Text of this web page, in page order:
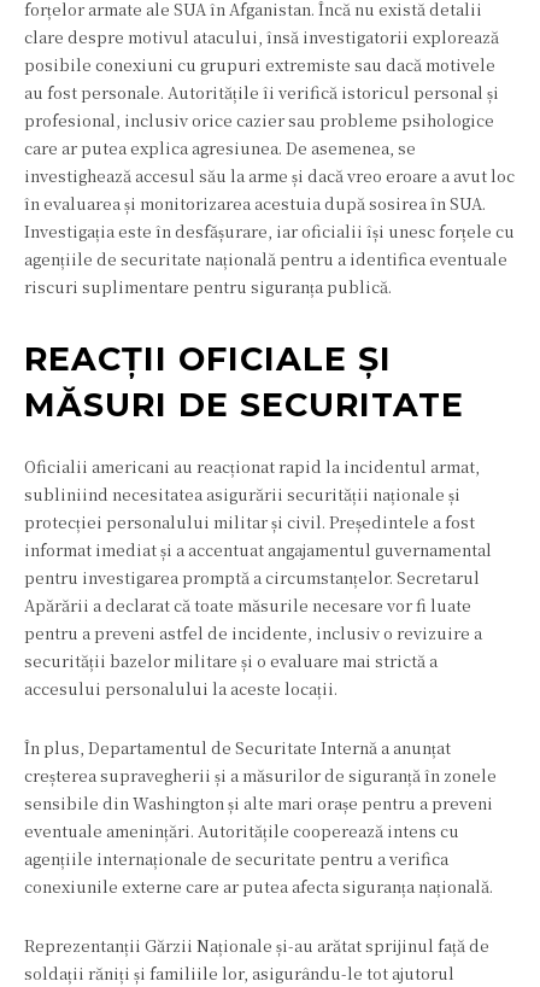
forțelor armate ale SUA în Afganistan. Încă nu există detalii
clare despre motivul atacului, însă investigatorii explorează
posibile conexiuni cu grupuri extremiste sau dacă motivele
au fost personale. Autoritățile îi verifică istoricul personal și
profesional, inclusiv orice cazier sau probleme psihologice
care ar putea explica agresiunea. De asemenea, se
investighează accesul său la arme și dacă vreo eroare a avut loc
în evaluarea și monitorizarea acestuia după sosirea în SUA.
Investigația este în desfășurare, iar oficialii își unesc forțele cu
agențiile de securitate națională pentru a identifica eventuale
riscuri suplimentare pentru siguranța publică.
REACȚII OFICIALE ȘI
MĂSURI DE SECURITATE
Oficialii americani au reacționat rapid la incidentul armat,
subliniind necesitatea asigurării securității naționale și
protecției personalului militar și civil. Președintele a fost
informat imediat și a accentuat angajamentul guvernamental
pentru investigarea promptă a circumstanțelor. Secretarul
Apărării a declarat că toate măsurile necesare vor fi luate
pentru a preveni astfel de incidente, inclusiv o revizuire a
securității bazelor militare și o evaluare mai strictă a
accesului personalului la aceste locații.
În plus, Departamentul de Securitate Internă a anunțat
creșterea supravegherii și a măsurilor de siguranță în zonele
sensibile din Washington și alte mari orașe pentru a preveni
eventuale amenințări. Autoritățile cooperează intens cu
agențiile internaționale de securitate pentru a verifica
conexiunile externe care ar putea afecta siguranța națională.
Reprezentanții Gărzii Naționale și-au arătat sprijinul față de
soldații răniți și familiile lor, asigurându-le tot ajutorul